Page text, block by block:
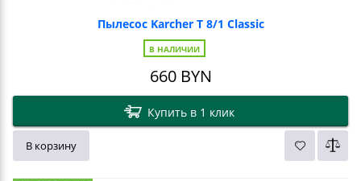
Пылесос Karcher T 8/1 Classic
В НАЛИЧИИ
660BYN
Купить в 1 клик
В корзину